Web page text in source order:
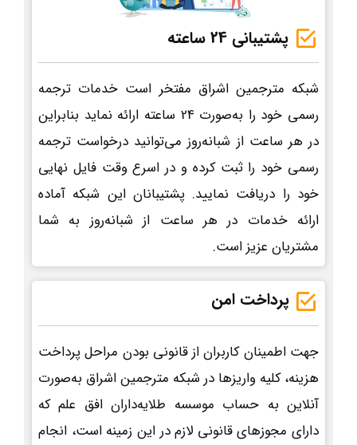
پشتیبانی 24 ساعته
شبکه مترجمین اشراق مفتخر است خدمات ترجمه
رسمی خود را به‌صورت 24 ساعته ارائه نماید بنابراین
در هر ساعت از شبانه‌روز می‌توانید درخواست ترجمه
رسمی خود را ثبت کرده و در اسرع وقت فایل نهایی
خود را دریافت نمایید. پشتیبانان این شبکه آماده
ارائه خدمات در هر ساعت از شبانه‌روز به شما
مشتریان عزیز است.
پرداخت امن
جهت اطمینان کاربران از قانونی بودن مراحل پرداخت
هزینه، کلیه واریزها در شبکه مترجمین اشراق به‌صورت
آنلاین به حساب موسسه طلایه‌داران افق علم که
دارای مجوزهای قانونی لازم در این زمینه است، انجام